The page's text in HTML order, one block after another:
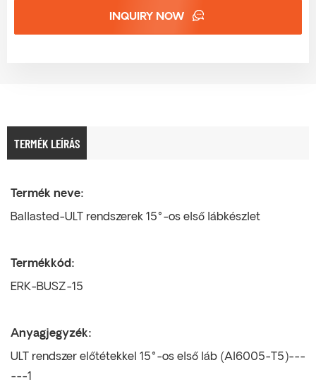
INQUIRY NOW
TERMÉK LEÍRÁS
Termék neve:
Ballasted-ULT rendszerek 15°-os első lábkészlet
Termékkód:
ERK-BUSZ-15
Anyagjegyzék:
ULT rendszer előtétekkel 15°-os első láb (Al6005-T5)---
---1